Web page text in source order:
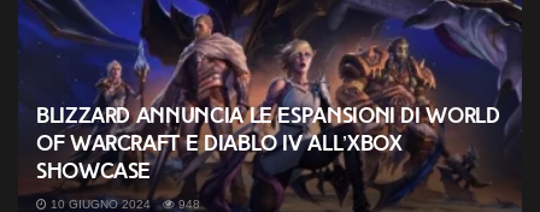
Blizzard annuncia le espansioni di World
of Warcraft e Diablo IV all’Xbox
Showcase
10 GIUGNO 2024 948